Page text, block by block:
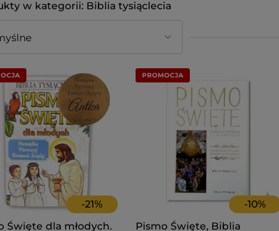
Biblia tysiąclecia
-21%
Święte dla młodych.
-10%
Pismo Święte, Biblia
PROMOCJA